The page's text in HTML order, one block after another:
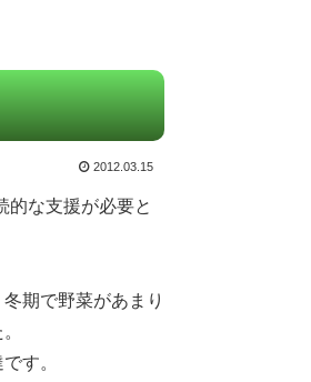
2012.03.15
な支援が必要と
期で野菜があまり
す。